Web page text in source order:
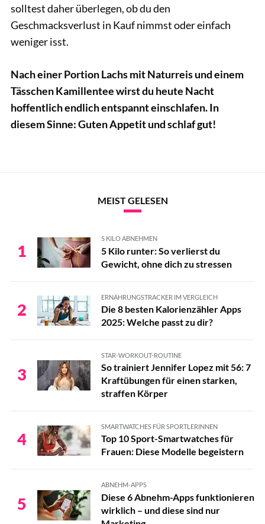
solltest daher überlegen, ob du den
Geschmacksverlust in Kauf nimmst oder einfach
weniger isst.
Nach einer Portion Lachs mit Naturreis und einem
Tässchen Kamillentee wirst du heute Nacht
hoffentlich endlich entspannt einschlafen. In
diesem Sinne: Guten Appetit und schlaf gut!
MEIST GELESEN
1
5 KILO ABNEHMEN
5 Kilo runter: So verlierst du
Gewicht, ohne dich zu stressen
2
ERNÄHRUNGSTRACKER IM VERGLEICH
Die 8 besten Kalorienzähler Apps
2025: Welche passt zu dir?
3
STAR-WORKOUT-ROUTINE
So trainiert Jennifer Lopez mit 56: 7
Kraftübungen für einen starken,
straffen Körper
4
SMARTWATCHES FÜR SPORTLERINNEN
Top 10 Sport-Smartwatches für
Frauen: Diese Modelle begeistern
5
ABNEHM-APPS
Diese 6 Abnehm-Apps funktionieren
wirklich – und diese sind nur